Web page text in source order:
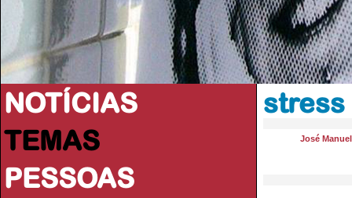
NOTÍCIAS
TEMAS
PESSOAS
José